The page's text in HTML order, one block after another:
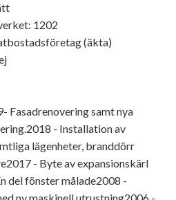
1202
(äkta)
Fasadrenovering samt nya
- Installation av
lägenheter, branddörr
- Byte av expansionskärl
del fönster målade2008 -